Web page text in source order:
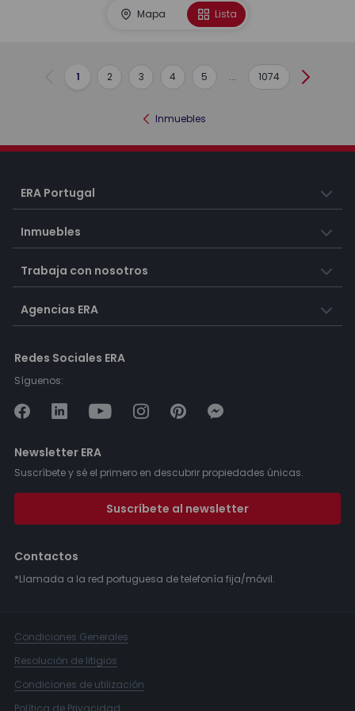
Mapa Lista
Anterior
1 2 3 4 5 ... 1074
Inmuebles
ERA Portugal
Inmuebles
Trabaja con nosotros
Agencias ERA
Redes Sociales ERA
Síguenos:
Newsletter ERA
Suscríbete y sé el primero en descubrir propiedades únicas.
Suscríbete al newsletter
Contactos
*Llamada a la red portuguesa de telefonía fija/móvil.
Condiciones Generales
Resolución de litigios
Condiciones de utilización
Política de Privacidad